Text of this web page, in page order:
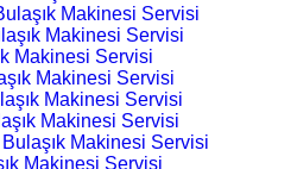
Makinesi Servisi
Makinesi Servisi
Makinesi Servisi
Makinesi Servisi
Makinesi Servisi
Makinesi Servisi
Makinesi Servisi
Makinesi Servisi